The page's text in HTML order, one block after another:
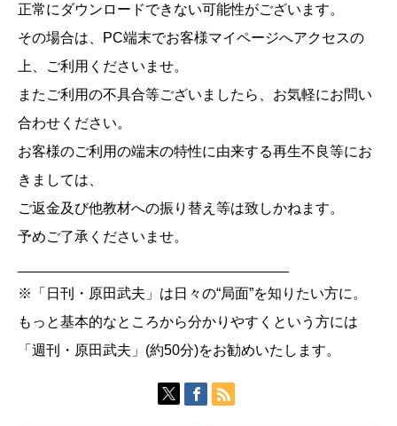
正常にダウンロードできない可能性がございます。
その場合は、PC端末でお客様マイページへアクセスの
上、ご利用くださいませ。
またご利用の不具合等ございましたら、お気軽にお問い
合わせください。
お客様のご利用の端末の特性に由来する再生不良等にお
きましては、
ご返金及び他教材への振り替え等は致しかねます。
予めご了承くださいませ。
※「日刊・原田武夫」は日々の“局面”を知りたい方に。
もっと基本的なところから分かりやすくという方には
「週刊・原田武夫」(約50分)をお勧めいたします。